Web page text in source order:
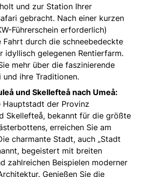
und zur Station Ihrer
gebracht. Nach einer kurzen
Führerschein erforderlich)
Fahrt durch die schneebedeckte
idyllisch gelegenen Rentierfarm.
mehr über die faszinierende
und ihre Traditionen.
und Skellefteå nach Umeå:
Hauptstadt der Provinz
Skellefteå, bekannt für die größte
erreichen Sie am
charmante Stadt, auch „Stadt
begeistert mit breiten
zahlreichen Beispielen moderner
Genießen Sie die